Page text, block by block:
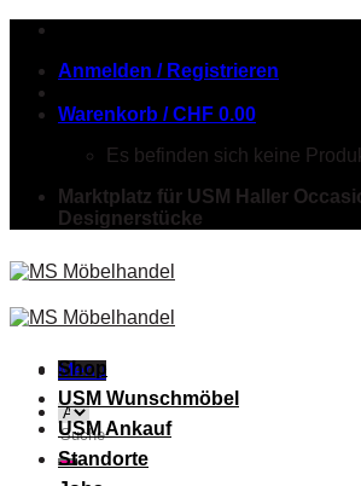
Skip
contentAnmelden / Registrieren
Warenkorb /CHF 0.00
Es befinden sich keine
Marktplatz für USM Haller
Designerstücke
Menu
Suche
nach:
Shop
USM Wunschmöbel
USM Ankauf
Standorte